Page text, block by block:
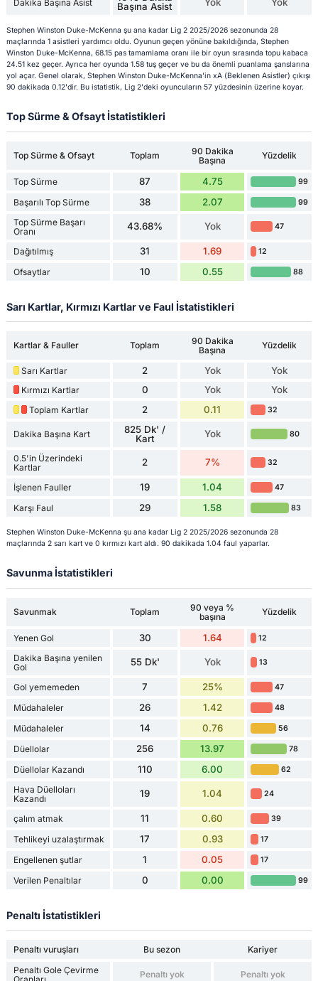
Dakika Başına Asist
Başına Asist
Stephen Winston Duke-McKenna şu ana kadar Lig 2 2025/2026 sezonunda 28
maçlarında 1 asistleri yardımcı oldu. Oyunun geçen yönüne bakıldığında, Stephen
Winston Duke-McKenna, 68.15 pas tamamlama oranı ile bir oyun sırasında topu kabaca
24.51 kez geçer. Ayrıca her oyunda 1.58 tuş geçer ve bu da önemli puanlama şanslarına
yol açar. Genel olarak, Stephen Winston Duke-McKenna'in xA (Beklenen Asistler) çıkışı
90 dakikada 0.12'dir. Bu istatistik, Lig 2'deki oyuncuların 57 yüzdesinin üzerine koyar.
Top Sürme & Ofsayt İstatistikleri
Top Sürme & Ofsayt Toplam
90 Dakika
Başına
Yüzdelik
Top Sürme 87 4.75 99
Başarılı Top Sürme 38 2.07 99
Top Sürme Başarı
Oranı
43.68% Yok 47
Dağıtılmış 31 1.69 12
Ofsaytlar 10 0.55 88
Sarı Kartlar, Kırmızı Kartlar ve Faul İstatistikleri
Kartlar & Fauller Toplam
90 Dakika
Başına
Yüzdelik
Sarı Kartlar 2 Yok Yok
Kırmızı Kartlar 0 Yok Yok
Toplam Kartlar 2 0.11 32
Dakika Başına Kart
825 Dk' /
Kart
Yok 80
0.5'in Üzerindeki
Kartlar
2 7% 32
İşlenen Fauller 19 1.04 47
Karşı Faul 29 1.58 83
Stephen Winston Duke-McKenna şu ana kadar Lig 2 2025/2026 sezonunda 28
maçlarında 2 sarı kart ve 0 kırmızı kart aldı. 90 dakikada 1.04 faul yaparlar.
Savunma İstatistikleri
Savunmak Toplam
90 veya %
başına
Yüzdelik
Yenen Gol 30 1.64 12
Dakika Başına yenilen
Gol
55 Dk' Yok 13
Gol yememeden 7 25% 47
Müdahaleler 26 1.42 48
Müdahaleler 14 0.76 56
Düellolar 256 13.97 78
Düellolar Kazandı 110 6.00 62
Hava Düelloları
Kazandı
19 1.04 24
çalım atmak 11 0.60 39
Tehlikeyi uzalaştırmak 17 0.93 17
Engellenen şutlar 1 0.05 17
Verilen Penaltılar 0 0.00 99
Penaltı İstatistikleri
Penaltı vuruşları Bu sezon
Kariyer
Penaltı Gole Çevirme
Penaltı yok Penaltı yok